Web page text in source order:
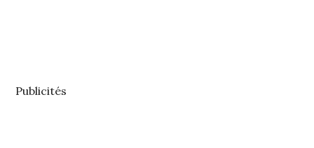
Publicités